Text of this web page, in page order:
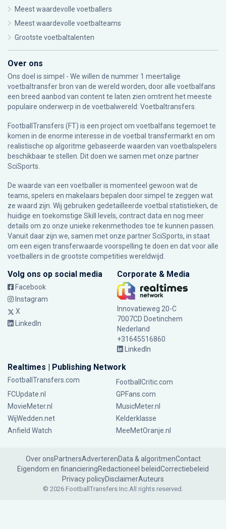
Meest waardevolle voetballers
Meest waardevolle voetbalteams
Grootste voetbaltalenten
Over ons
Ons doel is simpel - We willen de nummer 1 meertalige
voetbaltransfer bron van de wereld worden, door alle voetbalfans
een breed aanbod van content te laten zien omtrent het meeste
populaire onderwerp in de voetbalwereld: Voetbaltransfers.
FootballTransfers (FT) is een project om voetbalfans tegemoet te
komen in de enorme interesse in de voetbal transfermarkt en om
realistische op algoritme gebaseerde waarden van voetbalspelers
beschikbaar te stellen. Dit doen we samen met onze partner
SciSports.
De waarde van een voetballer is momenteel gewoon wat de
teams, spelers en makelaars bepalen door simpel te zeggen wat
ze waard zijn. Wij gebruiken gedetailleerde voetbal statistieken, de
huidige en toekomstige Skill levels, contract data en nog meer
details om zo onze unieke rekenmethodes toe te kunnen passen.
Vanuit daar zijn we, samen met onze partner SciSports, in staat
om een eigen transferwaarde voorspelling te doen en dat voor alle
voetballers in de grootste competities wereldwijd.
Volg ons op social media
Facebook
Instagram
X
LinkedIn
Corporate & Media
Innovatieweg 20-C
7007CD Doetinchem
Nederland
+31645516860
LinkedIn
Realtimes | Publishing Network
FootballTransfers.com
FootballCritic.com
FCUpdate.nl
GPFans.com
MovieMeter.nl
MusicMeter.nl
WijWedden.net
Kelderklasse
Anfield Watch
MeeMetOranje.nl
Over onsPartnersAdverterenData & algoritmenContact
Eigendom en financieringRedactioneel beleidCorrectiebeleid
Privacy policyDisclaimerAuteurs
© 2026 FootballTransfers Inc.All rights reserved.